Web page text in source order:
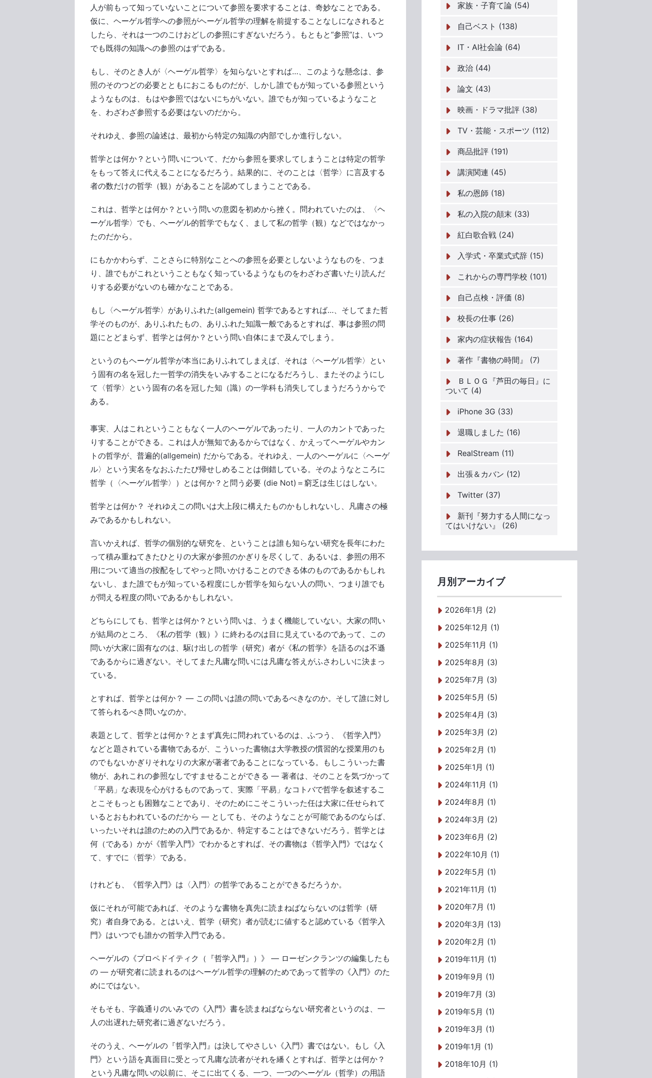
人が前もって知っていないことについて参照を要求することは、奇妙なことである。
仮に、ヘーゲル哲学への参照がヘーゲル哲学の理解を前提することなしになされると
したら、それは一つのこけおどしの参照にすぎないだろう。もともと“参照”は、いつ
でも既得の知識への参照のはずである。
もし、そのとき人が〈ヘーゲル哲学〉を知らないとすれば…、このような懸念は、参
照のそのつどの必要とともにおこるものだが、しかし誰でもが知っている参照という
ようなものは、もはや参照ではないにちがいない。誰でもが知っているようなこと
を、わざわざ参照する必要はないのだから。
それゆえ、参照の論述は、最初から特定の知識の内部でしか進行しない。
哲学とは何か？という問いについて、だから参照を要求してしまうことは特定の哲学
をもって答えに代えることになるだろう。結果的に、そのことは〈哲学〉に言及する
者の数だけの哲学（観）があることを認めてしまうことである。
これは、哲学とは何か？という問いの意図を初めから挫く。問われていたのは、〈ヘ
ーゲル哲学〉でも、ヘーゲル的哲学でもなく、まして私の哲学（観）などではなかっ
たのだから。
にもかかわらず、ことさらに特別なことへの参照を必要としないようなものを、つま
り、誰でもがこれということもなく知っているようなものをわざわざ書いたり読んだ
りする必要がないのも確かなことである。
もし〈ヘーゲル哲学〉がありふれた(allgemein) 哲学であるとすれば…、そしてまた哲
学そのものが、ありふれたもの、ありふれた知識一般であるとすれば、事は参照の問
題にとどまらず、哲学とは何か？という問い自体にまで及んでしまう。
というのもヘーゲル哲学が本当にありふれてしまえば、それは〈ヘーゲル哲学〉とい
う固有の名を冠した一哲学の消失をいみすることになるだろうし、またそのようにし
て〈哲学〉という固有の名を冠した知（識）の一学科も消失してしまうだろうからで
ある。
事実、人はこれということもなく一人のヘーゲルであったり、一人のカントであった
りすることができる。これは人が無知であるからではなく、かえってヘーゲルやカン
トの哲学が、普遍的(allgemein) だからである。それゆえ、一人のヘーゲルに〈ヘーゲ
ル〉という実名をなおふたたび帰せしめることは倒錯している。そのようなところに
哲学（〈ヘーゲル哲学〉）とは何か？と問う必要 (die Not)＝窮乏は生じはしない。
哲学とは何か？ それゆえこの問いは大上段に構えたものかもしれないし、凡庸さの極
みであるかもしれない。
言いかえれば、哲学の個別的な研究を、ということは誰も知らない研究を長年にわた
って積み重ねてきたひとりの大家が参照のかぎりを尽くして、あるいは、参照の用不
用について適当の按配をしてやっと問いかけることのできる体のものであるかもしれ
ないし、また誰でもが知っている程度にしか哲学を知らない人の問い、つまり誰でも
が問える程度の問いであるかもしれない。
どちらにしても、哲学とは何か？という問いは、うまく機能していない。大家の問い
が結局のところ、《私の哲学（観）》に終わるのは目に見えているのであって、この
問いが大家に固有なのは、駆け出しの哲学（研究）者が《私の哲学》を語るのは不遜
であるからに過ぎない。そしてまた凡庸な問いには凡庸な答えがふさわしいに決まっ
ている。
とすれば、哲学とは何か？ ― この問いは誰の問いであるべきなのか。そして誰に対し
て答られるべき問いなのか。
表題として、哲学とは何か？とまず真先に問われているのは、ふつう、《哲学入門》
などと題されている書物であるが、こういった書物は大学教授の慣習的な授業用のも
のでもないかぎりそれなりの大家が著者であることになっている。もしこういった書
物が、あれこれの参照なしですませることができる ― 著者は、そのことを気づかって
「平易」な表現を心がけるものであって、実際「平易」なコトバで哲学を叙述するこ
とこそもっとも困難なことであり、そのためにこそこういった任は大家に任せられて
いるとおもわれているのだから ― としても、そのようなことが可能であるのならば、
いったいそれは誰のための入門であるか、特定することはできないだろう。哲学とは
何（である）かが《哲学入門》でわかるとすれば、その書物は《哲学入門》ではなく
て、すでに〈哲学〉である。
けれども、《哲学入門》は〈入門〉の哲学であることができるだろうか。
仮にそれが可能であれば、そのような書物を真先に読まねばならないのは哲学（研
究）者自身である。とはいえ、哲学（研究）者が読むに値すると認めている《哲学入
門》はいつでも誰かの哲学入門である。
ヘーゲルの《プロペドイティク（『哲学入門』）》 ― ローゼンクランツの編集したも
の ― が研究者に読まれるのはヘーゲル哲学の理解のためであって哲学の《入門》のた
めにではない。
そもそも、字義通りのいみでの《入門》書を読まねばならない研究者というのは、一
人の出遅れた研究者に過ぎないだろう。
そのうえ、ヘーゲルの『哲学入門』は決してやさしい《入門》書ではない。もし《入
門》という語を真面目に受とって凡庸な読者がそれを繙くとすれば、哲学とは何か？
という凡庸な問いの以前に、そこに出てくる、一つ、一つのヘーゲル（哲学）の用語
家族・子育て論 (54)
自己ベスト (138)
IT・AI社会論 (64)
政治 (44)
論文 (43)
映画・ドラマ批評 (38)
TV・芸能・スポーツ (112)
商品批評 (191)
講演関連 (45)
私の恩師 (18)
私の入院の顛末 (33)
紅白歌合戦 (24)
入学式・卒業式式辞 (15)
これからの専門学校 (101)
自己点検・評価 (8)
校長の仕事 (26)
家内の症状報告 (164)
著作『書物の時間』 (7)
ＢＬＯＧ『芦田の毎日』に
ついて (4)
iPhone 3G (33)
退職しました (16)
RealStream (11)
出張＆カバン (12)
Twitter (37)
新刊『努力する人間になっ
てはいけない』 (26)
月別アーカイブ
2026年1月 (2)
2025年12月 (1)
2025年11月 (1)
2025年8月 (3)
2025年7月 (3)
2025年5月 (5)
2025年4月 (3)
2025年3月 (2)
2025年2月 (1)
2025年1月 (1)
2024年11月 (1)
2024年8月 (1)
2024年3月 (2)
2023年6月 (2)
2022年10月 (1)
2022年5月 (1)
2021年11月 (1)
2020年7月 (1)
2020年3月 (13)
2020年2月 (1)
2019年11月 (1)
2019年9月 (1)
2019年7月 (3)
2019年5月 (1)
2019年3月 (1)
2019年1月 (1)
2018年10月 (1)